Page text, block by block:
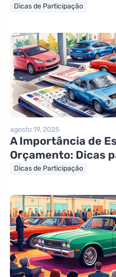
Dicas de Participação
agosto 19, 2025
A Importância de
Orçamento: Dicas
Dicas de Participação